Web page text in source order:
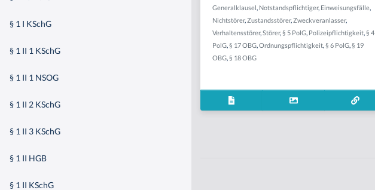
§ 1 I KSchG
§ 1 II 1 KSchG
§ 1 II 1 NSOG
§ 1 II 2 KSchG
§ 1 II 3 KSchG
§ 1 II HGB
§ 1 II KSchG
Generalklausel, Notstandspflichtiger, Einweisungsfälle,
Nichtstörer,Zustandsstörer,Zweckveranlasser,
Verhaltensstörer,Störer,§ 5 PolG, Polizeipflichtigkeit,§ 4
PolG,§ 17 OBG,Ordnungspflichtigkeit,§ 6 PolG,§ 19
OBG,§ 18 OBG